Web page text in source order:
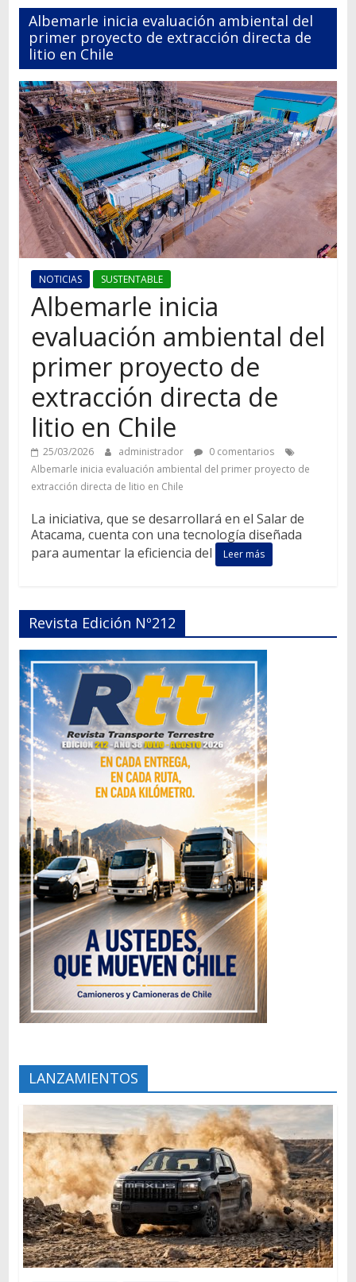
Autos,
camiones,
motos,
información
del
mundo
del
transporte
Albemarle inicia evaluación ambiental del
primer proyecto de extracción directa de
litio en Chile
NOTICIAS SUSTENTABLE
Albemarle inicia
evaluación ambiental del
primer proyecto de
extracción directa de
litio en Chile
25/03/2026 administrador
0 comentarios
Albemarle inicia evaluación ambiental del primer proyecto de
extracción directa de litio en Chile
La iniciativa, que se desarrollará en el Salar de
Atacama, cuenta con una tecnología diseñada
para aumentar la eficiencia del
Leer más
Revista Edición Nº212
LANZAMIENTOS